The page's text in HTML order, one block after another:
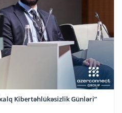
Kibertəhlükəsizlik Günləri”